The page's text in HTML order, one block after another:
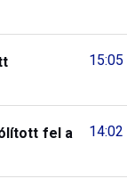
15:05
14:02
fel a